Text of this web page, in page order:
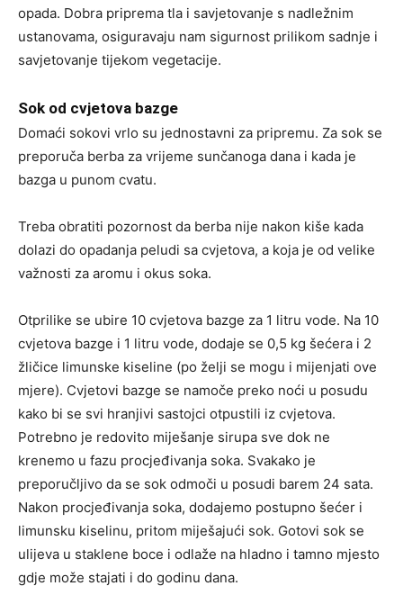
opada. Dobra priprema tla i savjetovanje s nadležnim
ustanovama, osiguravaju nam sigurnost prilikom sadnje i
savjetovanje tijekom vegetacije.
Sok od cvjetova bazge
Domaći sokovi vrlo su jednostavni za pripremu. Za sok se
preporuča berba za vrijeme sunčanoga dana i kada je
bazga u punom cvatu.
Treba obratiti pozornost da berba nije nakon kiše kada
dolazi do opadanja peludi sa cvjetova, a koja je od velike
važnosti za aromu i okus soka.
Otprilike se ubire 10 cvjetova bazge za 1 litru vode. Na 10
cvjetova bazge i 1 litru vode, dodaje se 0,5 kg šećera i 2
žličice limunske kiseline (po želji se mogu i mijenjati ove
mjere). Cvjetovi bazge se namoče preko noći u posudu
kako bi se svi hranjivi sastojci otpustili iz cvjetova.
Potrebno je redovito miješanje sirupa sve dok ne
krenemo u fazu procjeđivanja soka. Svakako je
preporučljivo da se sok odmoči u posudi barem 24 sata.
Nakon procjeđivanja soka, dodajemo postupno šećer i
limunsku kiselinu, pritom miješajući sok. Gotovi sok se
ulijeva u staklene boce i odlaže na hladno i tamno mjesto
gdje može stajati i do godinu dana.